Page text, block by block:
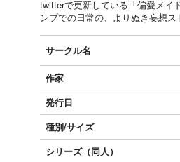
twitterで更新している「偏愛メイ
ンプでの日常の、よりぬき妄想
サークル名
作家
発行日
種別/サイズ
シリーズ（同人）